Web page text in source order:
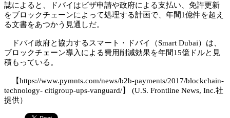
誌によると、ドバイはビザ申請や政府による支払い、免許更新
をブロックチェーンによって処理する計画で、年間1億件を超え
る文書をあつかう見通しだ。
ドバイ政府と協力するスマート・ドバイ（Smart Dubai）は、
ブロックチェーン導入による費用削減効果を年間15億ドルと見
積もっている。
【https://www.pymnts.com/news/b2b-payments/2017/blockchain-
technology- citigroup-ups-vanguard/】 (U.S. Frontline News, Inc.社
提供）